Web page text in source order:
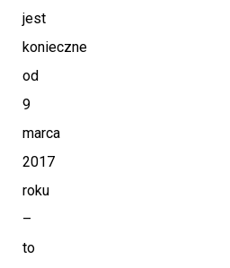
jest
konieczne
od
9
marca
2017
roku
–
to